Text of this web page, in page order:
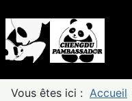
Vous êtes ici : Accueil